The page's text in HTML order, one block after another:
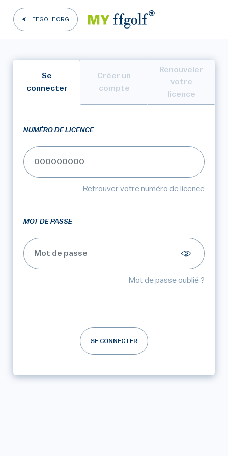
FFGOLF.ORG
Se
connecter
Créer un
compte
Renouveler
votre
licence
NUMÉRO DE LICENCE
Retrouver votre numéro de licence
MOT DE PASSE
Mot de passe oublié ?
SE CONNECTER